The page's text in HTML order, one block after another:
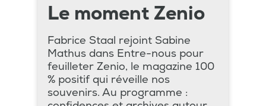
Le moment Zenio
Fabrice Staal rejoint Sabine
Mathus dans Entre-nous pour
feuilleter Zenio, le magazine 100
% positif qui réveille nos
souvenirs. Au programme :